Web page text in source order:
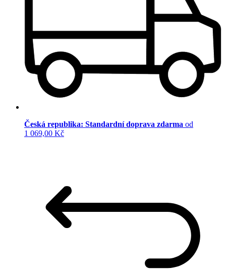
Česká republika: Standardní doprava zdarma od
1 069,00 Kč